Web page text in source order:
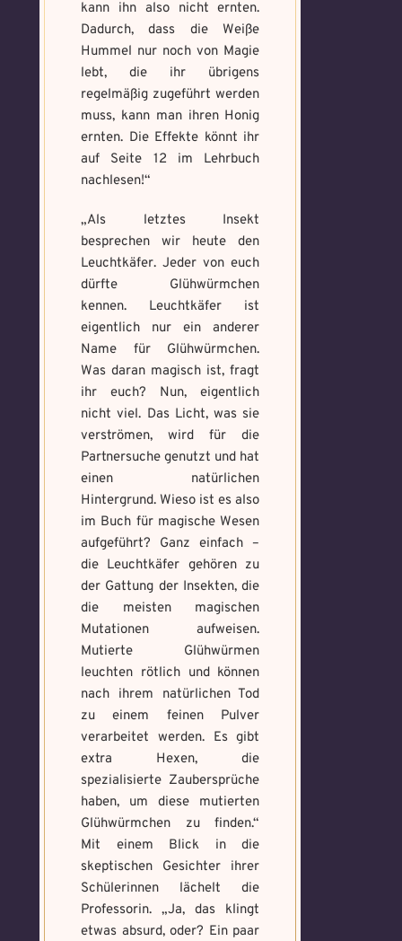
kann ihn also nicht ernten.
Dadurch, dass die Weiße
Hummel nur noch von Magie
lebt, die ihr übrigens
regelmäßig zugeführt werden
muss, kann man ihren Honig
ernten. Die Effekte könnt ihr
auf Seite 12 im Lehrbuch
nachlesen!“
„Als letztes Insekt
besprechen wir heute den
Leuchtkäfer. Jeder von euch
dürfte Glühwürmchen
kennen. Leuchtkäfer ist
eigentlich nur ein anderer
Name für Glühwürmchen.
Was daran magisch ist, fragt
ihr euch? Nun, eigentlich
nicht viel. Das Licht, was sie
verströmen, wird für die
Partnersuche genutzt und hat
einen natürlichen
Hintergrund. Wieso ist es also
im Buch für magische Wesen
aufgeführt? Ganz einfach –
die Leuchtkäfer gehören zu
der Gattung der Insekten, die
die meisten magischen
Mutationen aufweisen.
Mutierte Glühwürmen
leuchten rötlich und können
nach ihrem natürlichen Tod
zu einem feinen Pulver
verarbeitet werden. Es gibt
extra Hexen, die
spezialisierte Zaubersprüche
haben, um diese mutierten
Glühwürmchen zu finden.“
Mit einem Blick in die
skeptischen Gesichter ihrer
Schülerinnen lächelt die
Professorin. „Ja, das klingt
etwas absurd, oder? Ein paar